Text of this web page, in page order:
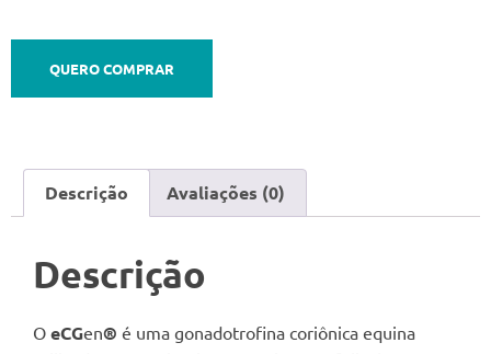
QUERO COMPRAR
Descrição Avaliações (0)
Descrição
O eCGen® é uma gonadotrofina coriônica equina